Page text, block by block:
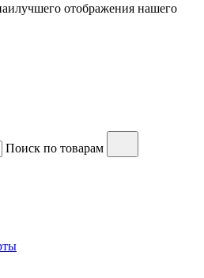
отображения нашего
Поиск по товарам